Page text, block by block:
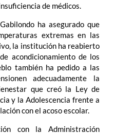
de médicos.
ha asegurado que
extremas en las
la institución ha reabierto
acondicionamiento de los
también ha pedido a las
adecuadamente la
que creó la Ley de
y la Adolescencia frente a
con el acoso escolar.
con la Administración